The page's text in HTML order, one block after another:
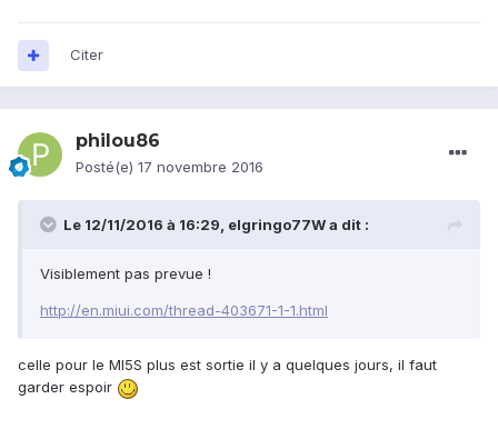
Citer
philou86
Posté(e) 17 novembre 2016
Le 12/11/2016 à 16:29, elgringo77Wa dit :
Visiblement pas prevue !
http://en.miui.com/thread-403671-1-1.html
celle pour le MI5S plus est sortie il y a quelques jours, il faut
garder espoir